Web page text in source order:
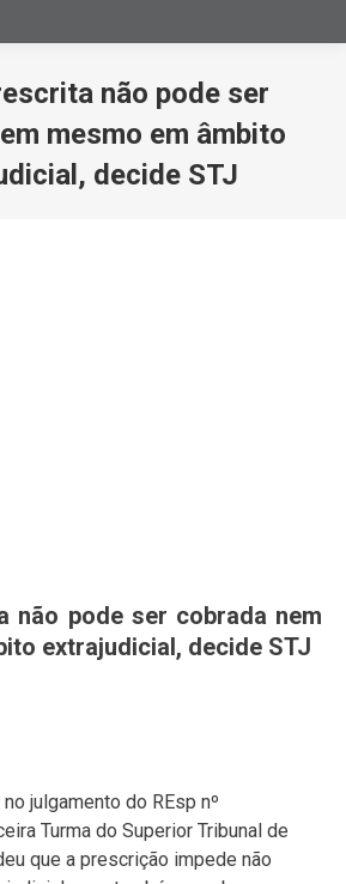
não pode ser
mesmo em âmbito
decide STJ
não pode ser cobrada nem
extrajudicial, decide STJ
julgamento do REsp nº
Turma do Superior Tribunal de
que a prescrição impede não